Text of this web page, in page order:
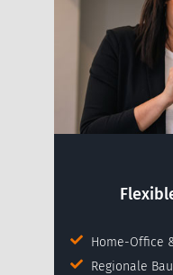
Home-Office
Regionale